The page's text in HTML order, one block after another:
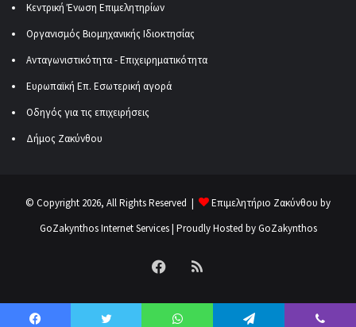
Κεντρική Ένωση Επιμελητηρίων
Οργανισμός Βιομηχανικής Ιδιοκτησίας
Ανταγωνιστικότητα - Επιχειρηματικότητα
Ευρωπαϊκή Επ. Εσωτερική αγορά
Οδηγός για τις επιχειρήσεις
Δήμος Ζακύνθου
© Copyright 2026, All Rights Reserved |
Επιμελητήριο Ζακύνθου by
GoZakynthos Internet Services| Proudly Hosted byGoZakynthos
Facebook